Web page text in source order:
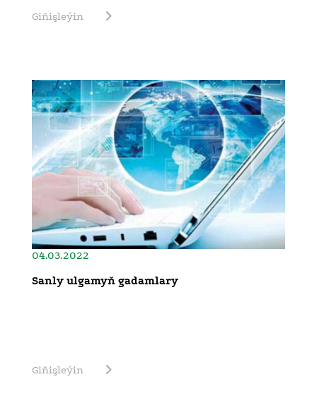
Giňişleýin
04.03.2022
Sanly ulgamyň gadamlary
Giňişleýin